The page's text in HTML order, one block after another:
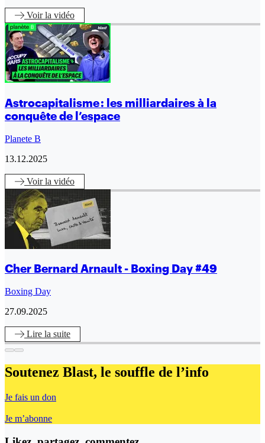
Voirla vidéo
Astrocapitalisme : les milliardaires à la
conquête de l’espace
Planete B
13.12.2025
Voirla vidéo
Cher Bernard Arnault - Boxing Day #49
Boxing Day
27.09.2025
Lire la suite
Soutenez Blast, le souffle de l’info
Je fais un don
Je m’abonne